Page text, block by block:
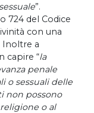
”.
724 del Codice
con una
Inoltre a
capire “la
penale
o sessuali delle
non possono
o al